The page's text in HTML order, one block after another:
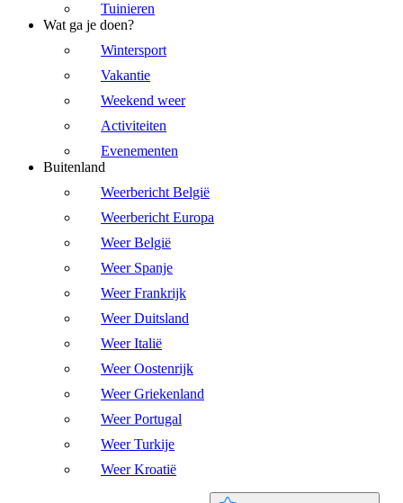
Tuinieren
Wat ga je doen?
Wintersport
Vakantie
Weekend weer
Activiteiten
Evenementen
Buitenland
Weerbericht België
Weerbericht Europa
Weer België
Weer Spanje
Weer Frankrijk
Weer Duitsland
Weer Italië
Weer Oostenrijk
Weer Griekenland
Weer Portugal
Weer Turkije
Weer Kroatië